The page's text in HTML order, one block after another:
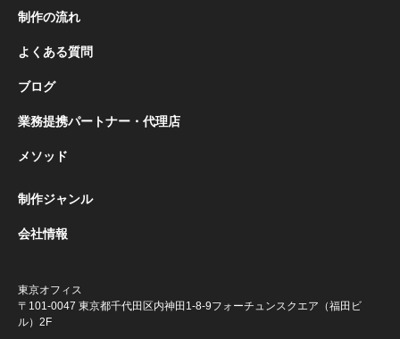
制作の流れ
よくある質問
ブログ
業務提携パートナー・代理店
メソッド
制作ジャンル
会社情報
東京オフィス
〒101-0047 東京都千代田区内神田1-8-9フォーチュンスクエア（福田ビ
ル）2F